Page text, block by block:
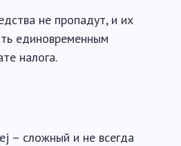
не пропадут, и их
единовременным
налога.
– сложный и не всегда